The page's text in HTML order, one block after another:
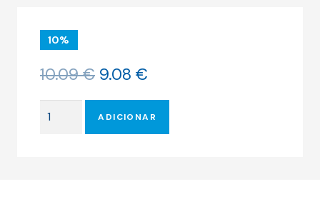
10%
10.09€ O
original
era:
10.09 €.
9.08 €
atual
é:
9.08 €.
ADICIONAR